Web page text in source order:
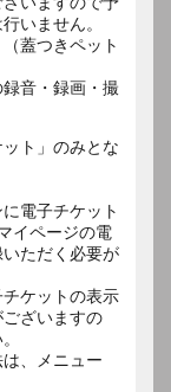
いません。
蓋つきペット
音・録画・撮
ト」のみとな
電子チケット
イページの電
ただく必要が
ケットの表示
ざいますの
、メニュー